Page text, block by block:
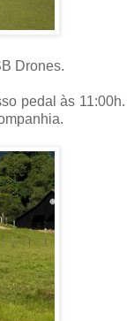
Drones.
pedal às 11:00h.